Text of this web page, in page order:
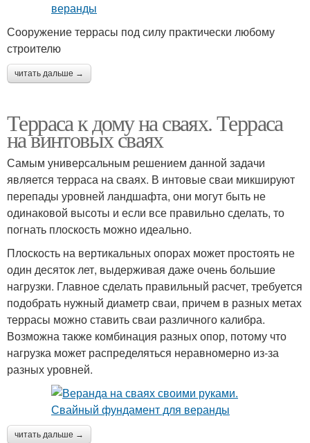
Сооружение террасы под силу практически любому
строителю
читать дальше →
Терраса к дому на сваях. Терраса
на винтовых сваях
Самым универсальным решением данной задачи
является терраса на сваях. В интовые сваи микшируют
перепады уровней ландшафта, они могут быть не
одинаковой высоты и если все правильно сделать, то
погнать плоскость можно идеально.
Плоскость на вертикальных опорах может простоять не
один десяток лет, выдерживая даже очень большие
нагрузки. Главное сделать правильный расчет, требуется
подобрать нужный диаметр сваи, причем в разных метах
террасы можно ставить сваи различного калибра.
Возможна также комбинация разных опор, потому что
нагрузка может распределяться неравномерно из-за
разных уровней.
читать дальше →